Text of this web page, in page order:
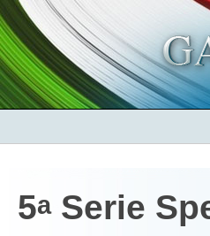
5aSerie